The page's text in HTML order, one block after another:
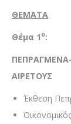
ΘΕΜΑΤΑ
Θέμα 1 ο:
ΑΙΡΕΤΟΥΣ
Έκθεση